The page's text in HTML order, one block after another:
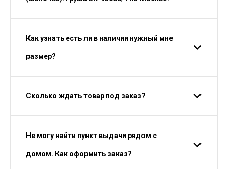
Как узнать есть ли в наличии нужный мне
размер?
Сколько ждать товар под заказ?
Не могу найти пункт выдачи рядом с
домом. Как оформить заказ?